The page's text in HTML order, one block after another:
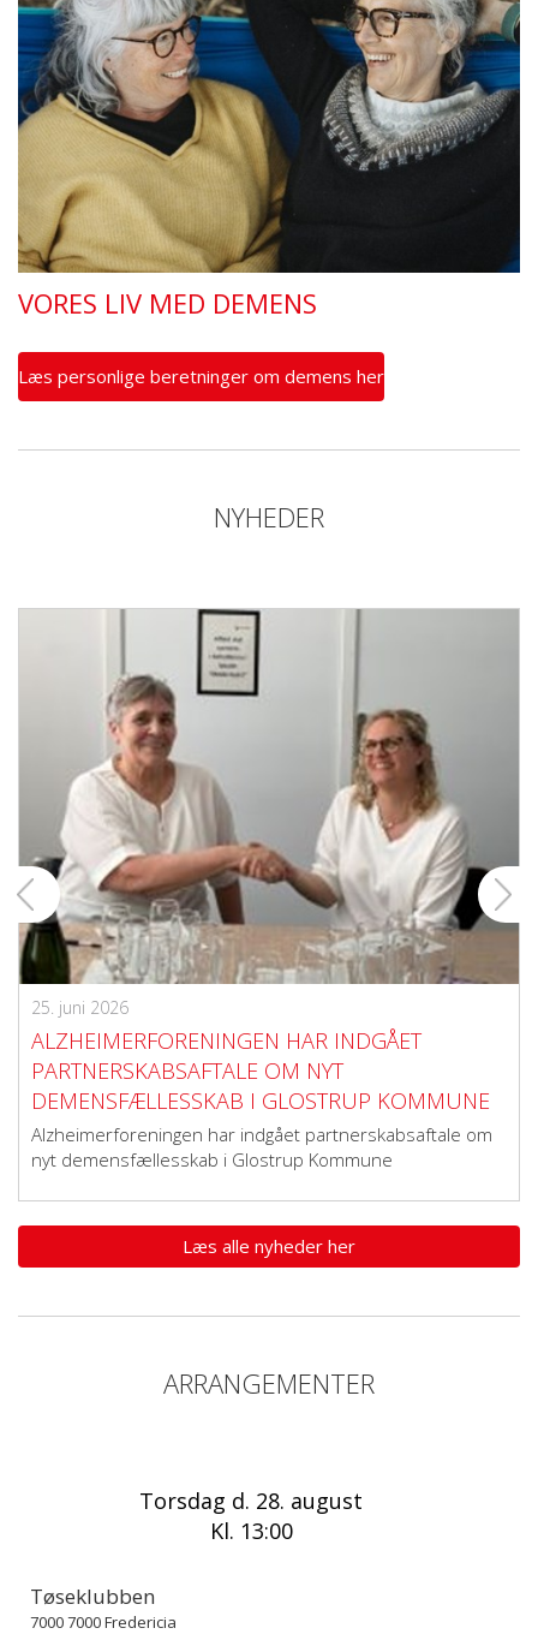
VORES LIV MED DEMENS
Læs personlige beretninger om demens her
NYHEDER
25. juni 2026
ALZHEIMERFORENINGEN HAR INDGÅET
PARTNERSKABSAFTALE OM NYT
DEMENSFÆLLESSKAB I GLOSTRUP KOMMUNE
Alzheimerforeningen har indgået partnerskabsaftale om
nyt demensfællesskab i Glostrup Kommune
Læs alle nyheder her
ARRANGEMENTER
Torsdag d. 28. august
Kl. 13:00
Tøseklubben
7000 7000 Fredericia